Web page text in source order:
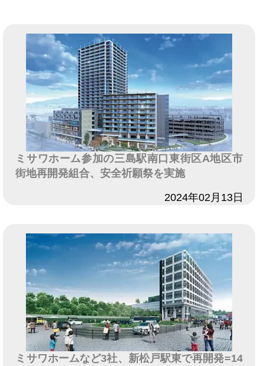
ミサワホーム参加の三島駅南口東街区A地区市
街地再開発組合、安全祈願祭を実施
2024年02月13日
ミサワホームなど3社、新松戸駅東で再開発=14